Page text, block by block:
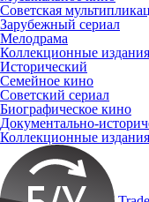
Советская
Зарубежный сериал
Мелодрама
Коллекционные издания
Исторический
Семейное кино
Советский сериал
Биографическое кино
Документально-
Коллекционные издания